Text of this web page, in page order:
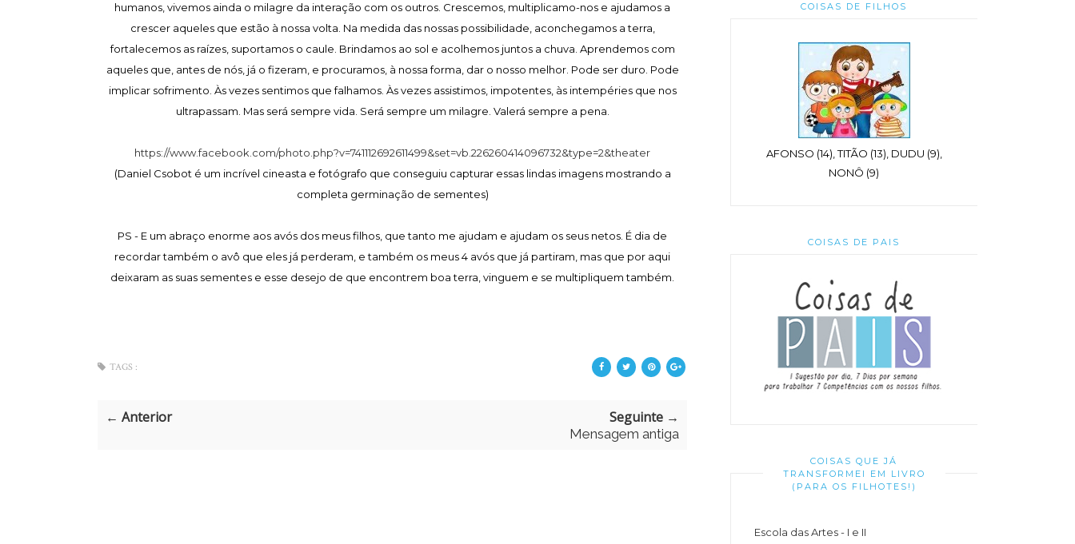
humanos, vivemos ainda o milagre da interação com os outros. Crescemos, multiplicamo-nos e ajudamos a
crescer aqueles que estão à nossa volta. Na medida das nossas possibilidade, aconchegamos a terra,
fortalecemos as raízes, suportamos o caule. Brindamos ao sol e acolhemos juntos a chuva. Aprendemos com
aqueles que, antes de nós, já o fizeram, e procuramos, à nossa forma, dar o nosso melhor. Pode ser duro. Pode
implicar sofrimento. Às vezes sentimos que falhamos. Às vezes assistimos, impotentes, às intempéries que nos
ultrapassam. Mas será sempre vida. Será sempre um milagre. Valerá sempre a pena.
https://www.facebook.com/photo.php?v=741112692611499&set=vb.226260414096732&type=2&theater
(Daniel Csobot é um incrível cineasta e fotógrafo que conseguiu capturar essas lindas imagens mostrando a
completa germinação de sementes)
PS - E um abraço enorme aos avós dos meus filhos, que tanto me ajudam e ajudam os seus netos. É dia de
recordar também o avô que eles já perderam, e também os meus 4 avós que já partiram, mas que por aqui
deixaram as suas sementes e esse desejo de que encontrem boa terra, vinguem e se multipliquem também.
TAGS :
← Anterior Seguinte →
Mensagem antiga
COISAS DE FILHOS
AFONSO (14), TITÃO (13), DUDU (9),
NONÔ (9)
COISAS DE PAIS
COISAS QUE JÁ
TRANSFORMEI EM LIVRO
(PARA OS FILHOTES!)
Escola das Artes - I e II